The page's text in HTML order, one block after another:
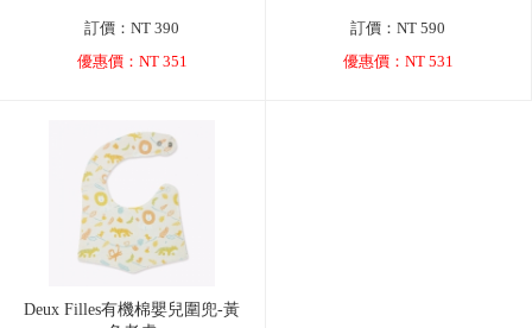
訂價：NT 390
優惠價：NT 351
訂價：NT 590
優惠價：NT 531
Deux Filles有機棉嬰兒圍兜-黃